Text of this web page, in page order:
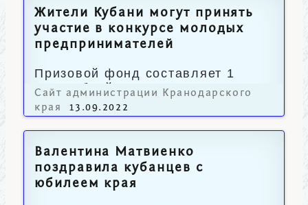
Жители Кубани могут принять
участие в конкурсе молодых
предпринимателей
Призовой фонд составляет 1
млн рублей.
Сайт администрации Кранодарского
края
13.09.2022
Валентина Матвиенко
поздравила кубанцев с
юбилеем края